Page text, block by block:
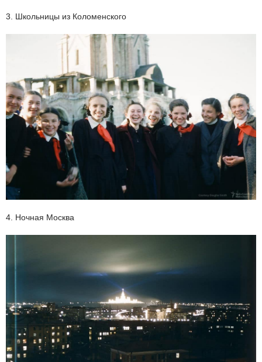
3. Школьницы из Коломенского
4. Ночная Москва